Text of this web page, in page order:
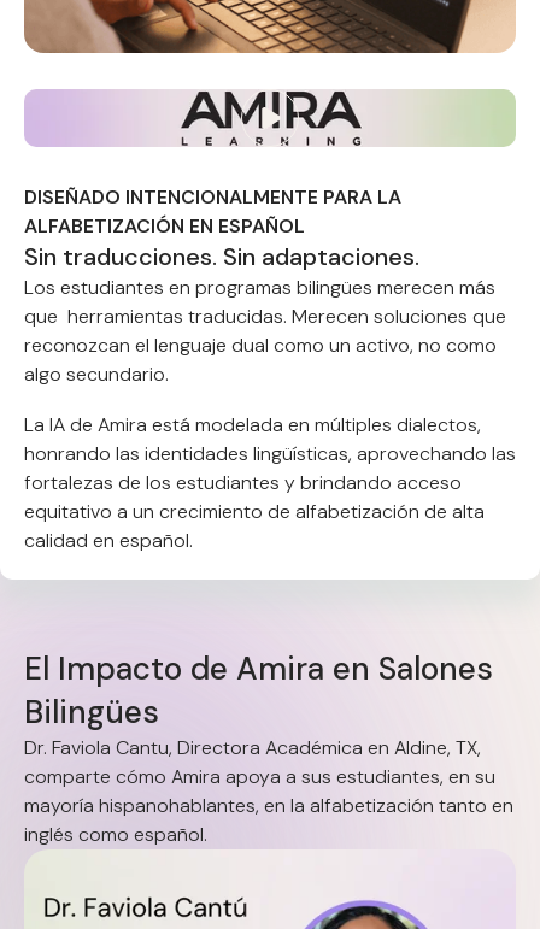
DISEÑADO INTENCIONALMENTE PARA LA
ALFABETIZACIÓN EN ESPAÑOL
Sin traducciones. Sin adaptaciones.
Los estudiantes en programas bilingües merecen más
que herramientas traducidas. Merecen soluciones que
reconozcan el lenguaje dual como un activo, no como
algo secundario.
La IA de Amira está modelada en múltiples dialectos,
honrando las identidades lingüísticas, aprovechando las
fortalezas de los estudiantes y brindando acceso
equitativo a un crecimiento de alfabetización de alta
calidad en español.
El Impacto de Amira en Salones
Bilingües
Dr. Faviola Cantu, Directora Académica en Aldine, TX,
comparte cómo Amira apoya a sus estudiantes, en su
mayoría hispanohablantes, en la alfabetización tanto en
inglés como español.